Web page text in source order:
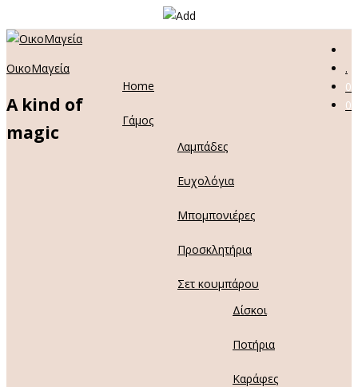
ΟικοΜαγεία
A kind of
magic
Home
Γάμος
Λαμπάδες
Ευχολόγια
Μπομπονιέρες
Προσκλητήρια
Σετ κουμπάρου
Δίσκοι
Ποτήρια
Καράφες
.
0
0